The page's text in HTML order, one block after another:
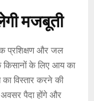
मजबूती
प्रशिक्षण और जल
किसानों के लिए आय का
विस्तार करने की
अवसर पैदा होंगे और